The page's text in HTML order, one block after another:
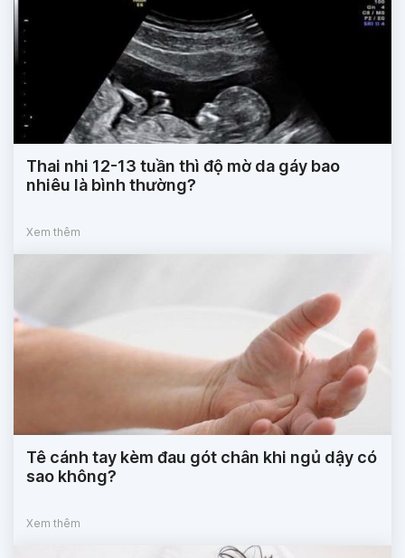
Thai nhi 12-13 tuần thì độ mờ da gáy bao
nhiêu là bình thường?
Xem thêm
Tê cánh tay kèm đau gót chân khi ngủ dậy có
sao không?
Xem thêm